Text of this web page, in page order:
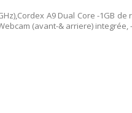
A9 Dual Core -1GB
(avant-& arriere)